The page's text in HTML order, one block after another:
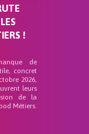
!
de
concret
2026,
leurs
de la
Métiers.